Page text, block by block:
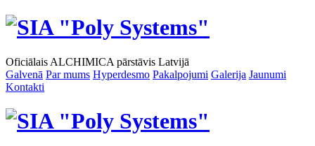
Oficiālais ALCHIMICA pārstāvis Latvijā
Galvenā Par mums Hyperdesmo Pakalpojumi Galerija Jaunumi
Kontakti